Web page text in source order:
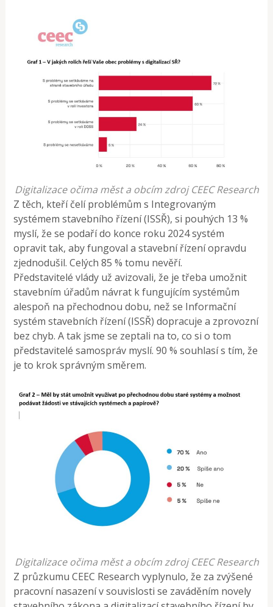
Digitalizace očima měst a obcím zdroj CEEC Research
Z těch, kteří čelí problémům s Integrovaným
systémem stavebního řízení (ISSŘ), si pouhých 13 %
myslí, že se podaří do konce roku 2024 systém
opravit tak, aby fungoval a stavební řízení opravdu
zjednodušil. Celých 85 % tomu nevěří.
Představitelé vlády už avizovali, že je třeba umožnit
stavebním úřadům návrat k fungujícím systémům
alespoň na přechodnou dobu, než se Informační
systém stavebních řízení (ISSŘ) dopracuje a zprovozní
bez chyb. A tak jsme se zeptali na to, co si o tom
představitelé samospráv myslí. 90 % souhlasí s tím, že
je to krok správným směrem.
Digitalizace očima měst a obcím zdroj CEEC Research
Z průzkumu CEEC Research vyplynulo, že za zvýšené
pracovní nasazení v souvislosti se zaváděním novely